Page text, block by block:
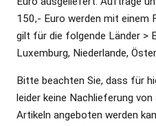
150,- Euro werden mit einem
gilt für die folgende Länder >
Luxemburg, Niederlande,
Bitte beachten Sie, dass für
leider keine Nachlieferung
Artikeln angeboten werden